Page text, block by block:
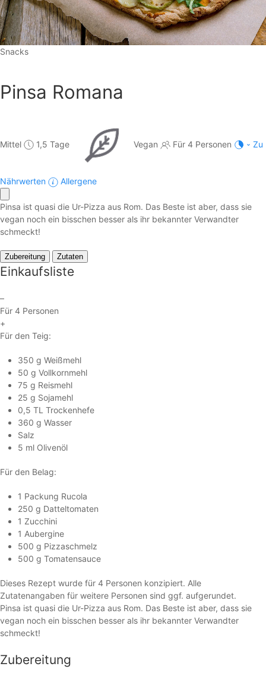
Snacks
Pinsa Romana
Mittel 1,5 Tage Vegan Für 4 Personen Zu
Nährwerten Allergene
Pinsa ist quasi die Ur-Pizza aus Rom. Das Beste ist aber, dass sie
vegan noch ein bisschen besser als ihr bekannter Verwandter
schmeckt!
Zubereitung Zutaten
Einkaufsliste
–
Für 4 Personen
+
Für den Teig:
350 g Weißmehl
50 g Vollkornmehl
75 g Reismehl
25 g Sojamehl
0,5 TL Trockenhefe
360 g Wasser
Salz
5 ml Olivenöl
Für den Belag:
1 Packung Rucola
250 g Datteltomaten
1 Zucchini
1 Aubergine
500 g Pizzaschmelz
500 g Tomatensauce
Dieses Rezept wurde für 4 Personen konzipiert. Alle
Zutatenangaben für weitere Personen sind ggf. aufgerundet.
Pinsa ist quasi die Ur-Pizza aus Rom. Das Beste ist aber, dass sie
vegan noch ein bisschen besser als ihr bekannter Verwandter
schmeckt!
Zubereitung